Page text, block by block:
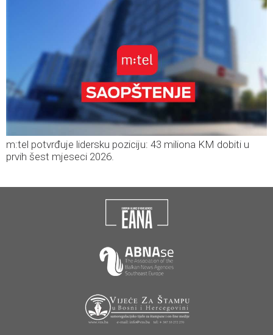
m:tel potvrđuje lidersku poziciju: 43 miliona KM dobiti u
prvih šest mjeseci 2026.